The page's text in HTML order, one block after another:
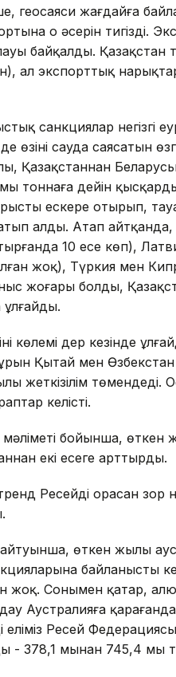
геосаяси жағдайға
оң әсерін тигізді.
байқалды. Қазақстан
ал экспорттық
санкциялар негізгі
сауда саясатын
Қазақстаннан
тоннаға дейін
ескере отырып,
алды. Атап
10 есе көп),
жоқ), Түркия мен
жоғары болды,
ұлғайды.
көлемі дер кезінде
Қытай мен
жеткізілім төмендеді.
келісті.
бойынша, өткен
екі есеге арттырды.
Ресейдің орасан
өткен жылы
байланысты
жоқ. Сонымен қатар,
Аустралияға
еліміз Ресей
- 378,1 мыңнан 745,4 мың